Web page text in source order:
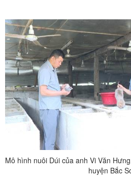
Mô hình nuôi Dúi của anh Vi Văn
huyện Bắc